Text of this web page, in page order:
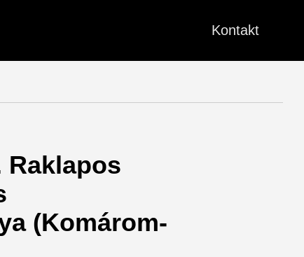
Kontakt
Raklapos
(Komárom-